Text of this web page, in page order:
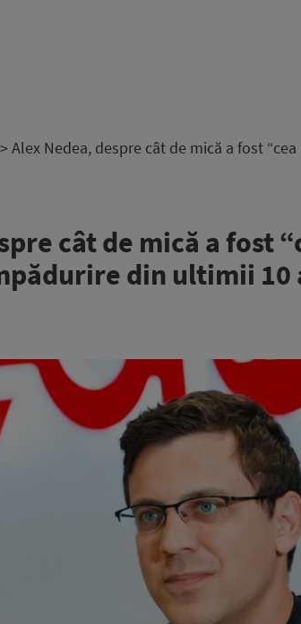
> Alex Nedea, despre cât de mică a fost
cât de mică a fost
din ultimii 10